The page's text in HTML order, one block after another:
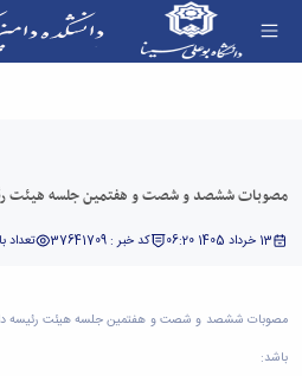
تاریخچه
دانشکده
آلبوم
تقویم
دروس
دوره
پژوهش
های
های
افراد
اساتید
اساتید
بازنشسته
های
آموزشی
دامپزشکی
مصوبات ششصد و شصت و هفتمین جلسه هیئت رئیسه
13 خرداد 1405 06:20 کد خبر : 37641709 تعداد
باشد: